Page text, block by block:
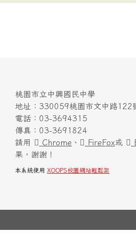
桃園市立中興國民中學
地址：330059桃園市文中路122
電話：03-3694315
傳真：03-3691824
請用
Chrome 、 FireFox或
果，謝謝！
本系統使用 XOOPS校園網站輕鬆架